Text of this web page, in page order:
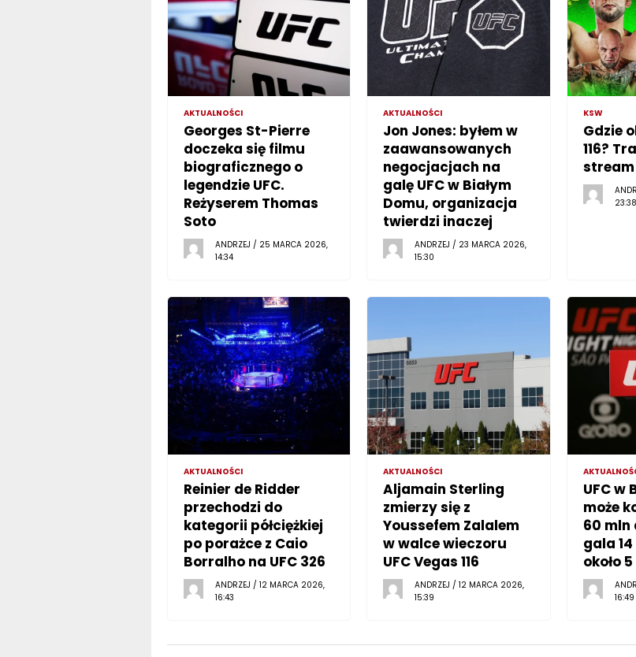
AKTUALNOŚCI
Georges St-Pierre
doczeka się filmu
biograficznego o
legendzie UFC.
Reżyserem Thomas
Soto
ANDRZEJ / 25 MARCA 2026,
14:34
AKTUALNOŚCI
Jon Jones: byłem w
zaawansowanych
negocjacjach na
galę UFC w Białym
Domu, organizacja
twierdzi inaczej
ANDRZEJ / 23 MARCA 2026,
15:30
KSW
Gdzie
116?
23:38
AKTUALNOŚCI
Reinier de Ridder
przechodzi do
kategorii półciężkiej
po porażce z Caio
Borralho na UFC 326
ANDRZEJ / 12 MARCA 2026,
16:43
AKTUALNOŚCI
Aljamain Sterling
zmierzy się z
Youssefem Zalalem
w walce wieczoru
UFC Vegas 116
ANDRZEJ / 12 MARCA 2026,
15:39
UFC w
może
60
gala
około
16:49